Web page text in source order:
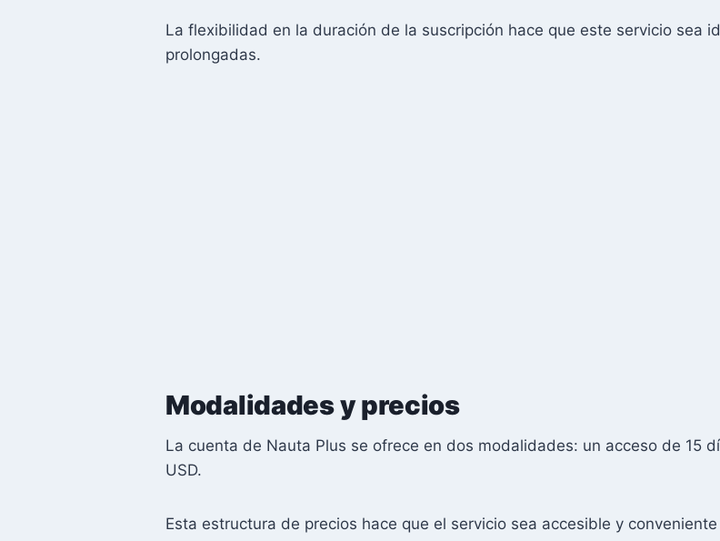
La flexibilidad en la duración de la suscripción hace que este servicio sea
prolongadas.
Modalidades y precios
La cuenta de Nauta Plus se ofrece en dos modalidades: un acceso de 15
USD.
Esta estructura de precios hace que el servicio sea accesible y